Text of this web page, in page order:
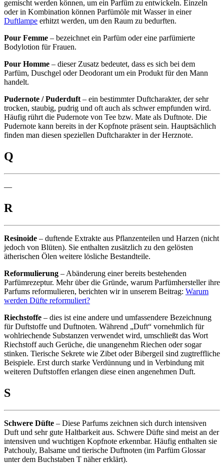
gemischt werden können, um ein Parfüm zu entwickeln. Einzeln
oder in Kombination können Parfümöle mit Wasser in einer
Duftlampe erhitzt werden, um den Raum zu bedurften.
Pour Femme – bezeichnet ein Parfüm oder eine parfümierte
Bodylotion für Frauen.
Pour Homme – dieser Zusatz bedeutet, dass es sich bei dem
Parfüm, Duschgel oder Deodorant um ein Produkt für den Mann
handelt.
Pudernote / Puderduft – ein bestimmter Duftcharakter, der sehr
trocken, staubig, pudrig und oft auch als schwer empfunden wird.
Häufig rührt die Pudernote von Tee bzw. Mate als Duftnote. Die
Pudernote kann bereits in der Kopfnote präsent sein. Hauptsächlich
finden man diesen speziellen Duftcharakter in der Herznote.
Q
—
R
Resinoide – duftende Extrakte aus Pflanzenteilen und Harzen (nicht
jedoch von Blüten). Sie enthalten zusätzlich zu den gelösten
ätherischen Ölen weitere lösliche Bestandteile.
Reformulierung – Abänderung einer bereits bestehenden
Parfümrezeptur. Mehr über die Gründe, warum Parfümhersteller ihre
Parfums reformulieren, berichten wir in unserem Beitrag: Warum
werden Düfte reformuliert?
Riechstoffe – dies ist eine andere und umfassendere Bezeichnung
für Duftstoffe und Duftnoten. Während „Duft“ vornehmlich für
wohlriechende Substanzen verwendet wird, umschließt das Wort
Riechstoff auch Gerüche, die unangenehm Riechen oder sogar
stinken. Tierische Sekrete wie Zibet oder Bibergeil sind zugtreffliche
Beispiele. Erst durch starke Verdünnung und in Verbindung mit
weiteren Duftstoffen erlangen diese einen angenehmen Duft.
S
Schwere Düfte – Diese Parfums zeichnen sich durch intensiven
Duft und sehr gute Haltbarkeit aus. Schwere Düfte sind meist an der
intensiven und wuchtigen Kopfnote erkennbar. Häufig enthalten sie
Patchouly, Balsame und tierische Duftnoten (im Parfüm Glossar
unter dem Buchstaben T näher erklärt).